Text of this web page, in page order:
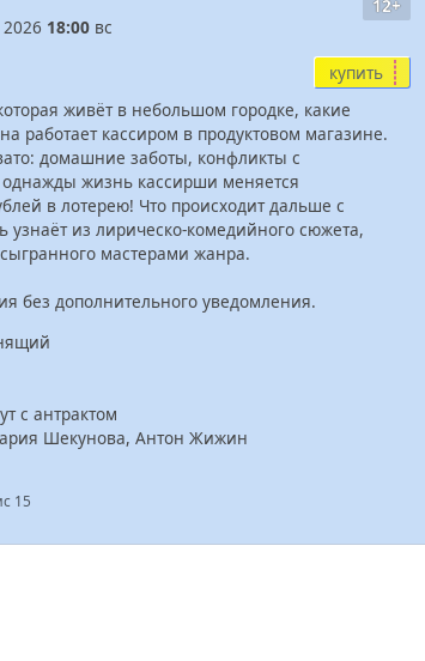
12+
18:00 вс
купить
живёт в небольшом городке, какие
работает кассиром в продуктовом магазине.
домашние заботы, конфликты с
однажды жизнь кассирши меняется
в лотерею! Что происходит дальше с
из лирическо-комедийного сюжета,
мастерами жанра.
без дополнительного уведомления.
с антрактом
Шекунова, Антон Жижин
15